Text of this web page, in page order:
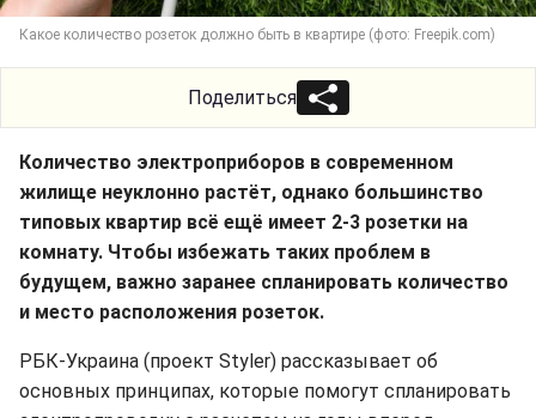
Какое количество розеток должно быть в квартире (фото: Freepik.com)
Поделиться
Количество электроприборов в современном
жилище неуклонно растёт, однако большинство
типовых квартир всё ещё имеет 2-3 розетки на
комнату. Чтобы избежать таких проблем в
будущем, важно заранее спланировать количество
и место расположения розеток.
РБК-Украина (проект Styler) рассказывает об
основных принципах, которые помогут спланировать